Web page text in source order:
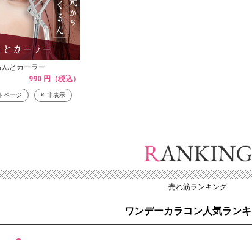
んとカーラー
990 円（税込）
ページ 非表示
売れ筋ランキング
ワンデーカラコン人気ラン